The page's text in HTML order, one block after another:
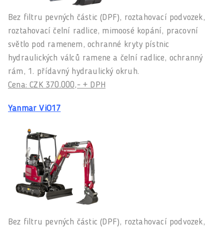
Bez filtru pevných částic (DPF), roztahovací podvozek,
roztahovací čelní radlice, mimoosé kopání, pracovní
světlo pod ramenem, ochranné kryty pístnic
hydraulických válců ramene a čelní radlice, ochranný
rám, 1. přídavný hydraulický okruh.
Cena: CZK 370.000,- + DPH
Yanmar ViO17
Bez filtru pevných částic (DPF), roztahovací podvozek,